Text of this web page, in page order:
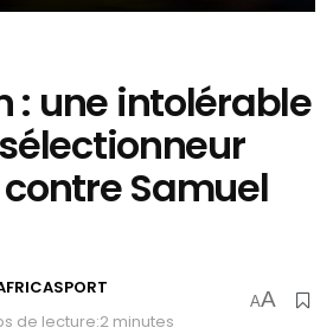
: une intolérable
Samuel
de lecture:2 minutes
AA